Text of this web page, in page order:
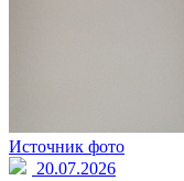
Источник фото
20.07.2026